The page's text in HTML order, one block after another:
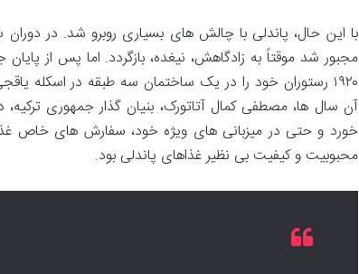
با این حال، پاندلی با چالش های بسیاری روبرو شد. در
مجبور شد موقتاً به زادگاهش، نیغده، بازگردد. اما پس از
آن سال ها، مصطفی کمال آتاتورک، بنیان گذار جمهوری
خورد و حتی در میزبانی های ویژه خود، سفارش های خاص غذا
محبوبیت و کیفیت بی نظیر غذاهای پاندلی بود.